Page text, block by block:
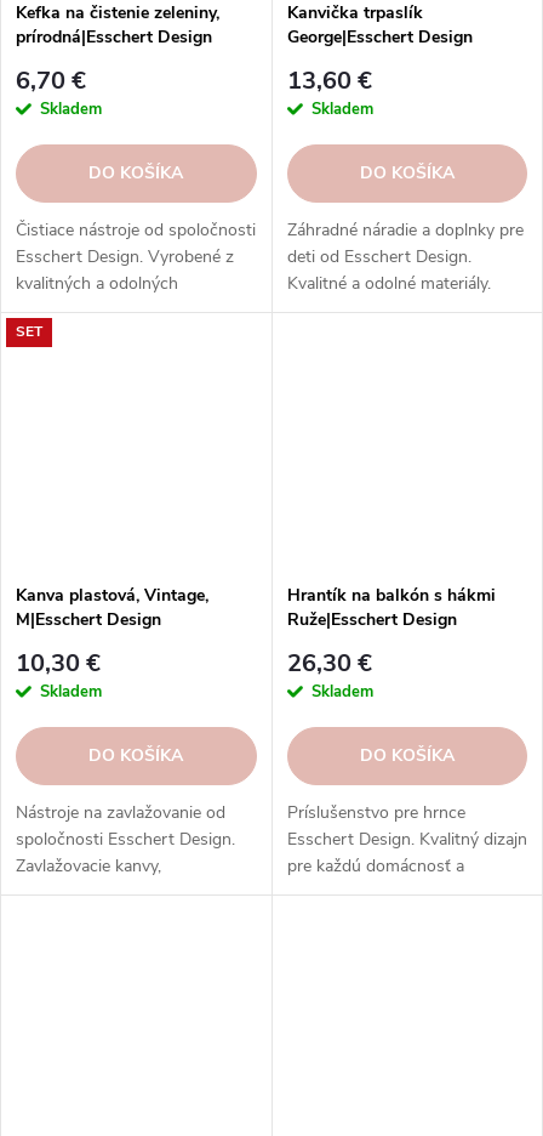
Kefka na čistenie zeleniny,
prírodná|Esschert Design
6,70 €
Skladem
DO KOŠÍKA
Čistiace nástroje od spoločnosti
Esschert Design. Vyrobené z
kvalitných a odolných
materiálov s ergonomickým
dizajnom. Vhodné pre
Kanvička trpaslík
George|Esschert Design
13,60 €
Skladem
DO KOŠÍKA
Záhradné náradie a doplnky pre
deti od Esschert Design.
Kvalitné a odolné materiály.
Zábava, vzdelávanie a
SET
Kanva plastová, Vintage,
M|Esschert Design
10,30 €
Skladem
DO KOŠÍKA
Nástroje na zavlažovanie od
spoločnosti Esschert Design.
Zavlažovacie kanvy,
postrekovače, striekačky,
Hrantík na balkón s hákmi
Ruže|Esschert Design
26,30 €
Skladem
DO KOŠÍKA
Príslušenstvo pre hrnce
Esschert Design. Kvalitný dizajn
pre každú domácnosť a
záhradu.